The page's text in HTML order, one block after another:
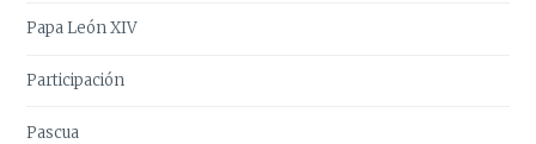
Papa León XIV
Participación
Pascua